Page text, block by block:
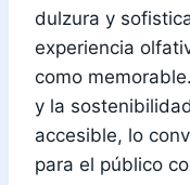
dulzura y
experiencia
como
y la
accesible, lo
para el público